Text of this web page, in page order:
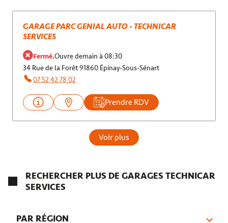
GARAGE PARC GENIAL AUTO - TECHNICAR
SERVICES
Fermé.Ouvre demain à 08:30
34 Rue de la Forêt 91860 Épinay-Sous-Sénart
07 52 42 78 02
Prendre RDV
Voir plus
RECHERCHER PLUS DE GARAGES TECHNICAR
SERVICES
PAR RÉGION